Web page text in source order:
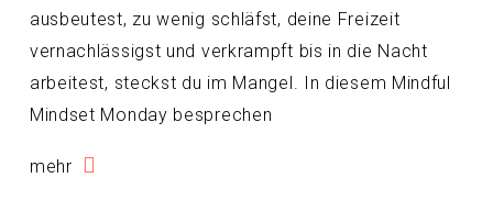
ausbeutest, zu wenig schläfst, deine Freizeit
vernachlässigst und verkrampft bis in die Nacht
arbeitest, steckst du im Mangel. In diesem Mindful
Mindset Monday besprechen
mehr